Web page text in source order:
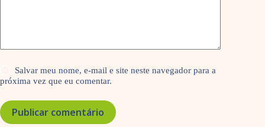
Salvar meu nome, e-mail e site neste navegador para a
próxima vez que eu comentar.
Publicar comentário